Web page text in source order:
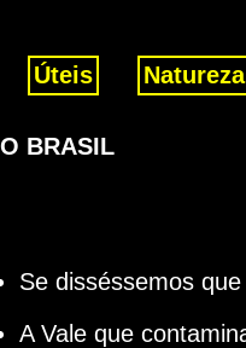
Úteis Natureza
BRASIL
Se disséssemos
A Vale que